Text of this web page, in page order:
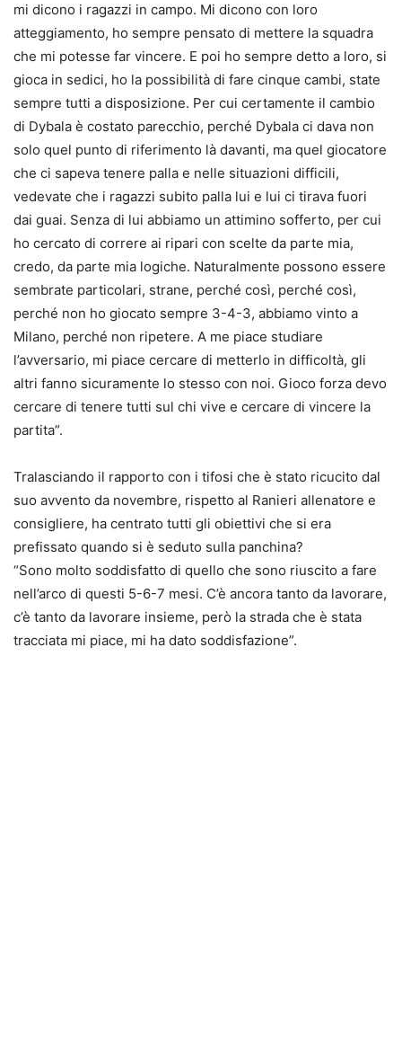
mi dicono i ragazzi in campo. Mi dicono con loro
atteggiamento, ho sempre pensato di mettere la squadra
che mi potesse far vincere. E poi ho sempre detto a loro, si
gioca in sedici, ho la possibilità di fare cinque cambi, state
sempre tutti a disposizione. Per cui certamente il cambio
di Dybala è costato parecchio, perché Dybala ci dava non
solo quel punto di riferimento là davanti, ma quel giocatore
che ci sapeva tenere palla e nelle situazioni difficili,
vedevate che i ragazzi subito palla lui e lui ci tirava fuori
dai guai. Senza di lui abbiamo un attimino sofferto, per cui
ho cercato di correre ai ripari con scelte da parte mia,
credo, da parte mia logiche. Naturalmente possono essere
sembrate particolari, strane, perché così, perché così,
perché non ho giocato sempre 3-4-3, abbiamo vinto a
Milano, perché non ripetere. A me piace studiare
l’avversario, mi piace cercare di metterlo in difficoltà, gli
altri fanno sicuramente lo stesso con noi. Gioco forza devo
cercare di tenere tutti sul chi vive e cercare di vincere la
partita”.
Tralasciando il rapporto con i tifosi che è stato ricucito dal
suo avvento da novembre, rispetto al Ranieri allenatore e
consigliere, ha centrato tutti gli obiettivi che si era
prefissato quando si è seduto sulla panchina?
“Sono molto soddisfatto di quello che sono riuscito a fare
nell’arco di questi 5-6-7 mesi. C’è ancora tanto da lavorare,
c’è tanto da lavorare insieme, però la strada che è stata
tracciata mi piace, mi ha dato soddisfazione”.